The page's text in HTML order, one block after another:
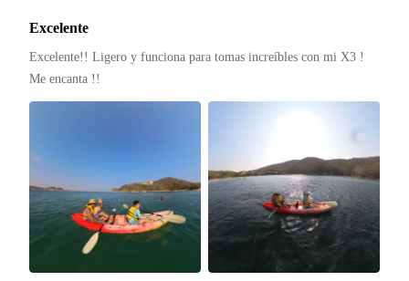
Excelente
Excelente!! Ligero y funciona para tomas increíbles con mi X3 !
Me encanta !!